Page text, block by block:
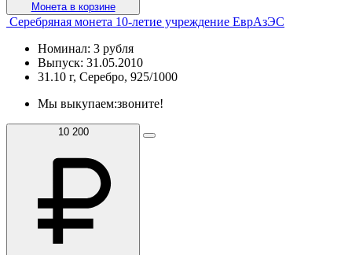
Монета в корзине
Серебряная монета 10-летие учреждение ЕврАзЭС
Номинал: 3 рубля
Выпуск: 31.05.2010
31.10 г, Серебро, 925/1000
Мы выкупаем:звоните!
10 200